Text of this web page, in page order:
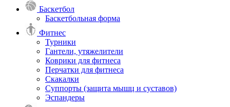
Баскетбол
Баскетбольная форма
Фитнес
Турники
Гантели, утяжелители
Коврики для фитнеса
Перчатки для фитнеса
Скакалки
Суппорты (защита мышц и суставов)
Эспандеры